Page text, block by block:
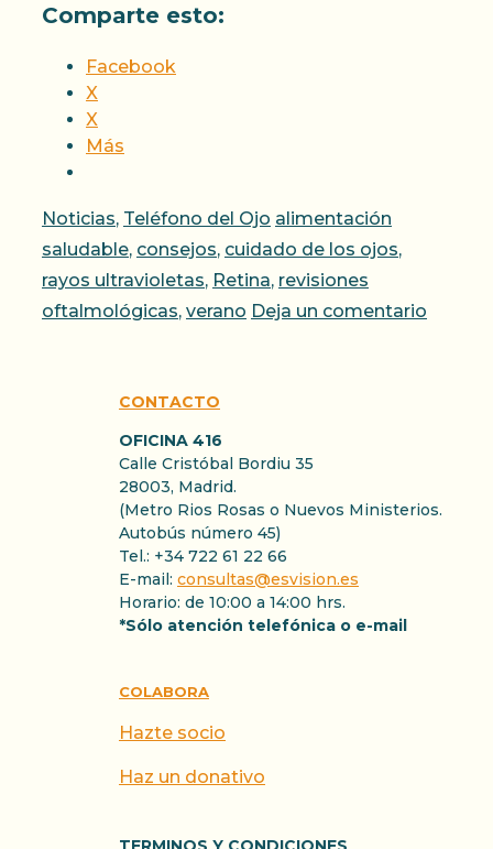
Comparte esto:
Facebook
X
X
Más
Categorías
Noticias, Teléfono del Ojo Etiquetas
alimentación
saludable, consejos, cuidado de los ojos,
rayos ultravioletas, Retina, revisiones
oftalmológicas, verano Deja un comentario
CONTACTO
OFICINA 416
Calle Cristóbal Bordiu 35
28003, Madrid.
(Metro Rios Rosas o Nuevos Ministerios.
Autobús número 45)
Tel.: +34 722 61 22 66
E-mail: consultas@esvision.es
Horario: de 10:00 a 14:00 hrs.
*Sólo atención telefónica o e-mail
COLABORA
Hazte socio
Haz un donativo